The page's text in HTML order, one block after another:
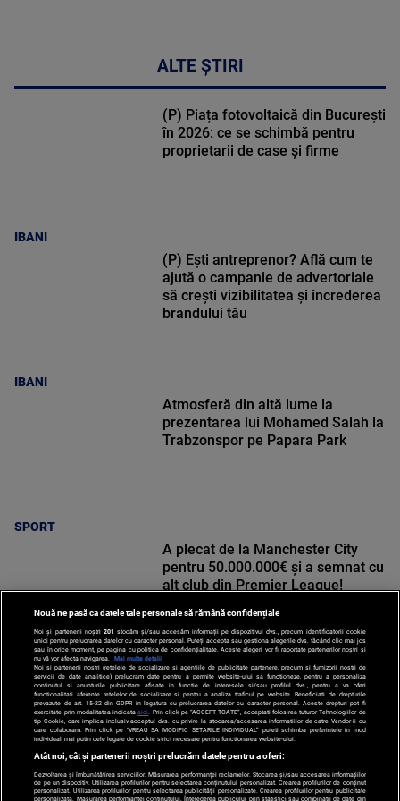
ALTE ȘTIRI
IBANI
(P) Piața fotovoltaică din București
în 2026: ce se schimbă pentru
proprietarii de case și firme
IBANI
(P) Ești antreprenor? Află cum te
ajută o campanie de advertoriale
să crești vizibilitatea și încrederea
brandului tău
SPORT
Atmosferă din altă lume la
prezentarea lui Mohamed Salah la
Trabzonspor pe Papara Park
SPORT
A plecat de la Manchester City
pentru 50.000.000€ și a semnat cu
alt club din Premier League!
Nouă ne pasă ca datele tale personale să rămână confidențiale
Noi și partenerii noștri 201 stocăm și/sau accesăm informații pe dispozitivul dvs., precum identificatorii cookie
unici pentru prelucrarea datelor cu caracter personal. Puteți accepta sau gestiona alegerile dvs. făcând clic mai jos
sau în orice moment, pe pagina cu politica de confidențialitate. Aceste alegeri vor fi raportate partenerilor noștri și
nu vă vor afecta navigarea.
Mai multe detalii
Noi si partenerii nostri (retelele de socializare si agentiile de publicitate partenere, precum si furnizorii nostri de
servicii de date analitice) prelucram date pentru a permite website-ului sa functioneze, pentru a personaliza
continutul si anunturile publicitare afisate in functie de interesele si/sau profilul dvs., pentru a va oferi
functionalitati aferente retelelor de socializare si pentru a analiza traficul pe website. Beneficiati de drepturile
prevazute de art. 15-22 din GDPR in legatura cu prelucrarea datelor cu caracter personal. Aceste drepturi pot fi
exercitate prin modalitatea indicataaici . Prin click pe “ACCEPT TOATE”, acceptati folosirea tuturor Tehnologiilor de
tip Cookie, care implica inclusiv acceptul dvs. cu privire la stocarea/accesarea informatiilor de catre Vendor-ii cu
care colaboram. Prin click pe “VREAU SA MODIFIC SETARILE INDIVIDUAL” puteti schimba preferintele in mod
individual, mai putin cele legate de cookie strict necesare pentru functionarea website-ului.
Atât noi, cât și partenerii noștri prelucrăm datele pentru a oferi:
Dezvoltarea și îmbunătățirea serviciilor. Măsurarea performanței reclamelor. Stocarea și/sau accesarea informațiilor
de pe un dispozitiv. Utilizarea profilurilor pentru selectarea conținutului personalizat. Crearea profilurilor de conținut
personalizat. Utilizarea profilurilor pentru selectarea publicității personalizate. Crearea profilurilor pentru publicitate
personalizată. Măsurarea performanței conținutului. Înțelegerea publicului prin statistici sau combinații de date din